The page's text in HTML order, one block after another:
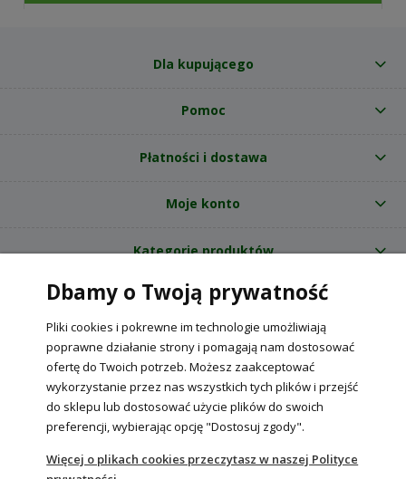
Dla kupującego
Pomoc
Płatności i dostawa
Moje konto
Kategorie produktów
O nas
Internetowy sklep ogrodniczy z nasionami RajOgrodnika.pl
NIP: 6090037061, REGON: 260240470 | Czarnca, ul. Tęczowa 31, 29-100
Włoszczowa
POKAŻ PEŁNĄ WERSJĘ STRONY
Dbamy o Twoją prywatność
Pliki cookies i pokrewne im technologie umożliwiają
poprawne działanie strony i pomagają nam dostosować
ofertę do Twoich potrzeb. Możesz zaakceptować
wykorzystanie przez nas wszystkich tych plików i przejść
do sklepu lub dostosować użycie plików do swoich
preferencji, wybierając opcję "Dostosuj zgody".
Więcej o plikach cookies przeczytasz w naszej Polityce